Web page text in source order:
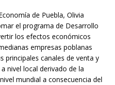
de Puebla, Olivia
el programa de Desarrollo
los efectos económicos
empresas poblanas
principales canales de venta y
nivel local derivado de la
mundial a consecuencia del